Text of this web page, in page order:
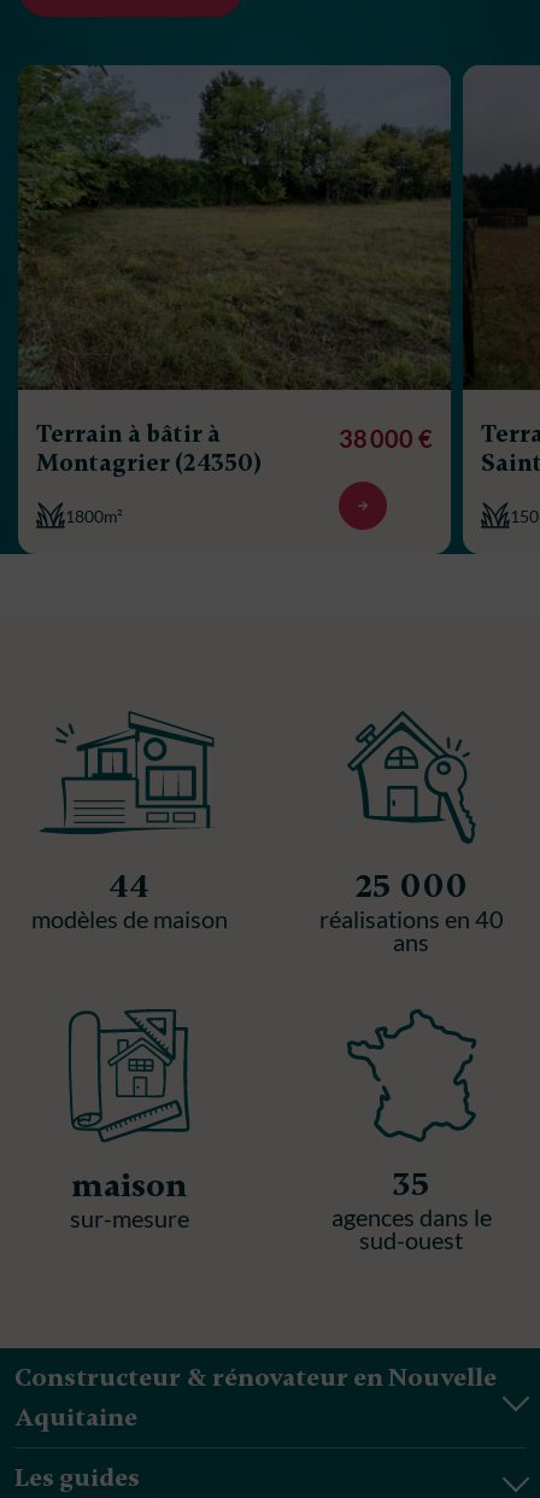
Terrain à bâtir à
Montagrier (24350)
1800m²
38 000 €
44
modèles de maison
25 000
réalisations en 40
ans
maison
sur-mesure
35
agences dans le
sud-ouest
Constructeur & rénovateur en Nouvelle
Aquitaine
Les guides